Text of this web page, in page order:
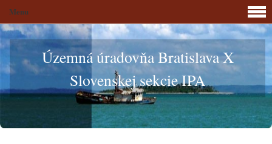
Územná úradovňa Bratislava X
Slovenskej sekcie IPA
Menu